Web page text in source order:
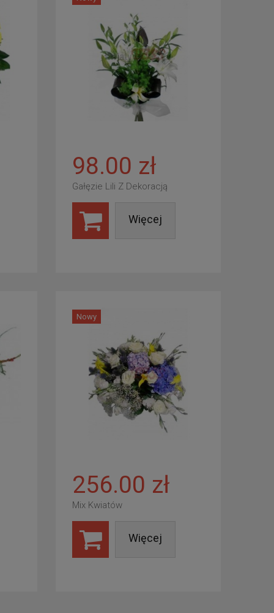
98.00 zł
Gałęzie Lili Z Dekoracją
Więcej
Nowy
256.00 zł
Mix Kwiatów
Więcej